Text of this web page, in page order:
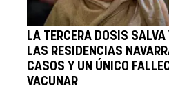
LA TERCERA DOSIS SALVA
LAS RESIDENCIAS
CASOS Y UN ÚNICO
VACUNAR